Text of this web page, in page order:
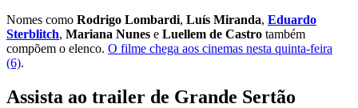
Nomes como Rodrigo Lombardi, Luís Miranda, Eduardo
Sterblitch, Mariana Nunes e Luellem de Castro também
compõem o elenco. O filme chega aos cinemas nesta quinta-feira
(6).
Assista ao trailer de Grande Sertão